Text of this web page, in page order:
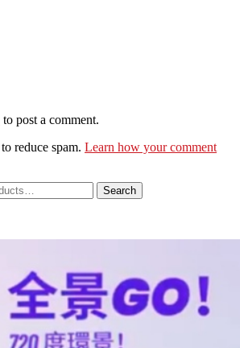
to post a comment.
reduce spam. Learn how your comment
Search